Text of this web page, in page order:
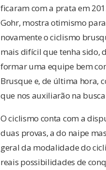
ficaram com a prata em
Gohr, mostra otimismo
novamente o ciclismo
mais difícil que tenha sido,
formar uma equipe bem
Brusque e, de última hora,
que nos auxiliarão na
O ciclismo conta com a
duas provas, a do naipe
geral da modalidade do
reais possibilidades de